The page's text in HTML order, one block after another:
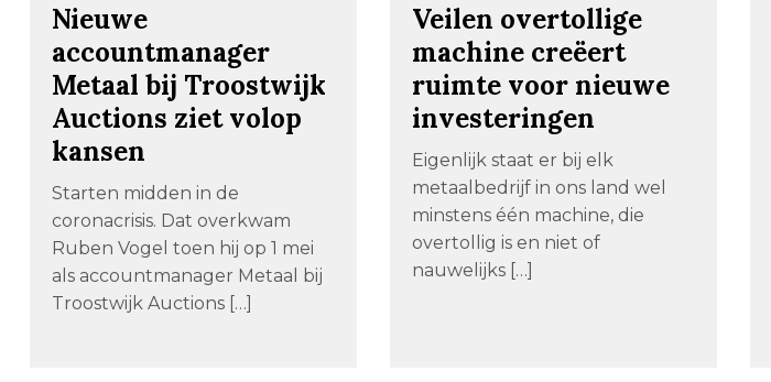
Nieuwe
accountmanager
Metaal bij Troostwijk
Auctions ziet volop
kansen
Starten midden in de
coronacrisis. Dat overkwam
Ruben Vogel toen hij op 1 mei
als accountmanager Metaal bij
Troostwijk Auctions […]
Veilen overtollige
machine creëert
ruimte voor nieuwe
investeringen
Eigenlijk staat er bij elk
metaalbedrijf in ons land wel
minstens één machine, die
overtollig is en niet of
nauwelijks […]